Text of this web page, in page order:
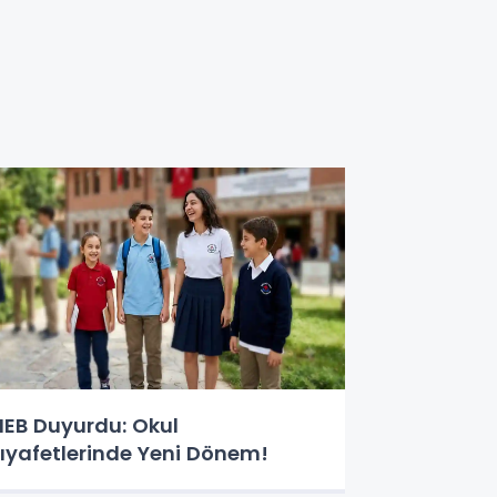
Duyurdu: Okul
Yeni Dönem!